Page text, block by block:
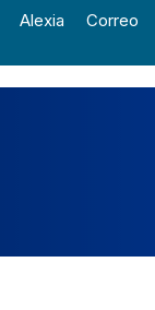
Alexia
Correo